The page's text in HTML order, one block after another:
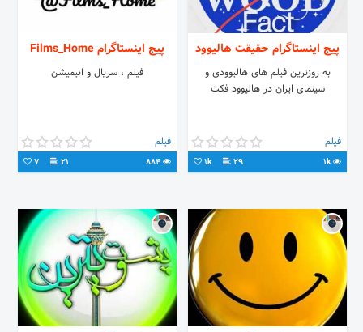
پیج اینستاگرام حقیقت هالیوود
به روزترین فیلم های هالیوودی و
سینمای ایران در هالیوود فکت
فیلم
1k
29
1k
پیج اینستاگرام Films_Home
فیلم ، سریال و انیمیشن
فیلم
21
7